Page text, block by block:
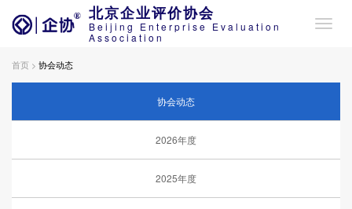
北京企业评价协会
Beijing Enterprise Evaluation
Association
首页 > 协会动态
协会动态
2026年度
2025年度